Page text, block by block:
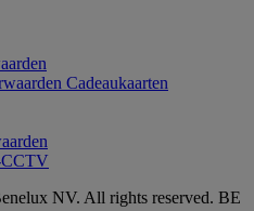
Cadeaukaarten
CCTV
NV. All rights reserved. BE